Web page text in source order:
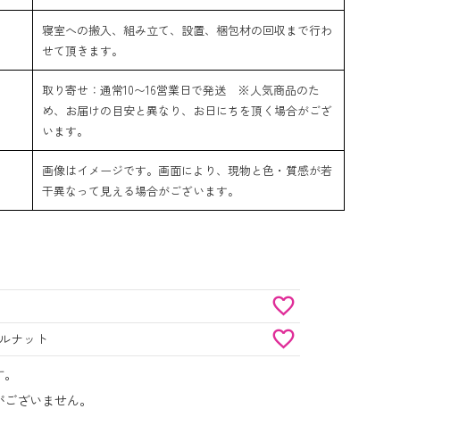
寝室への搬入、組み立て、設置、梱包材の回収まで行わ
せて頂きます。
取り寄せ：通常10〜16営業日で発送 ※人気商品のた
め、お届けの目安と異なり、お日にちを頂く場合がござ
います。
画像はイメージです。画面により、現物と色・質感が若
干異なって見える場合がございます。
ナット
ざいません。